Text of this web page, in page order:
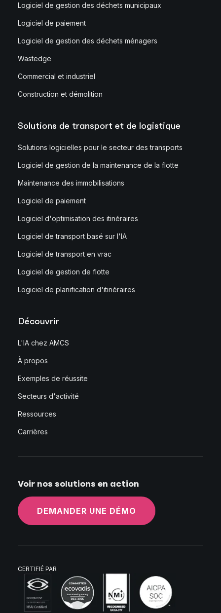
Logiciel de gestion des déchets municipaux
Logiciel de paiement
Logiciel de gestion des déchets ménagers
Wastedge
Commercial et industriel
Construction et démolition
Solutions de transport et de logistique
Solutions logicielles pour le secteur des transports
Logiciel de gestion de la maintenance de la flotte
Maintenance des immobilisations
Logiciel de paiement
Logiciel d'optimisation des itinéraires
Logiciel de transport basé sur l'IA
Logiciel de transport en vrac
Logiciel de gestion de flotte
Logiciel de planification d'itinéraires
Découvrir
L'IA chez AMCS
À propos
Exemples de réussite
Secteurs d'activité
Ressources
Carrières
Voir nos solutions en action
DEMANDER UNE DÉMO
CERTIFIÉ PAR